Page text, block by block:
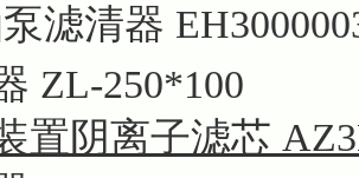
滤清器
ZL-250*100
置阴离子滤芯